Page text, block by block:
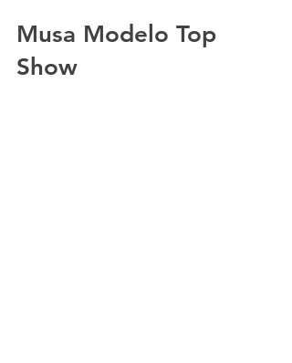
Musa Modelo Top
Show